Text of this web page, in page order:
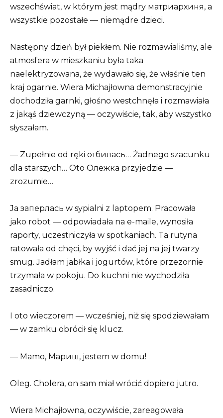
wszechświat, w którym jest mądry матриархиня, a
wszystkie pozostałe — niemądre dzieci.
Następny dzień był piekłem. Nie rozmawialiśmy, ale
atmosfera w mieszkaniu była taka
naelektryzowana, że wydawało się, że właśnie ten
kraj ogarnie. Wiera Michajłowna demonstracyjnie
dochodziła garnki, głośno westchnęła i rozmawiała
z jakąś dziewczyną — oczywiście, tak, aby wszystko
słyszałam.
— Zupełnie od ręki отбилась… Żadnego szacunku
dla starszych… Oto Олежка przyjedzie —
zrozumie…
Ja заперлась w sypialni z laptopem. Pracowała
jako robot — odpowiadała na e-maile, wynosiła
raporty, uczestniczyła w spotkaniach. Ta rutyna
ratowała od chęci, by wyjść i dać jej na jej twarzy
smug. Jadłam jabłka i jogurtów, które przezornie
trzymała w pokoju. Do kuchni nie wychodziła
zasadniczo.
I oto wieczorem — wcześniej, niż się spodziewałam
— w zamku obrócił się klucz.
— Mamo, Мариш, jestem w domu!
Oleg. Cholera, on sam miał wrócić dopiero jutro.
Wiera Michajłowna, oczywiście, zareagowała